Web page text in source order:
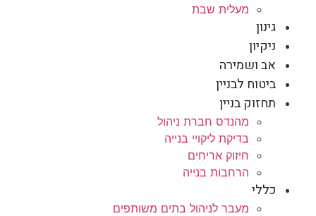
מעלית שבת
גינון
ניקיון
אב ושמירה
ביטוח לבניין
תחזוק בניין
מהנדס חברת ניהול
בדיקת ליקויי בנייה
חיזוק אריחים
הרחבות בנייה
כללי
מעבר לניהול בתים משותפים